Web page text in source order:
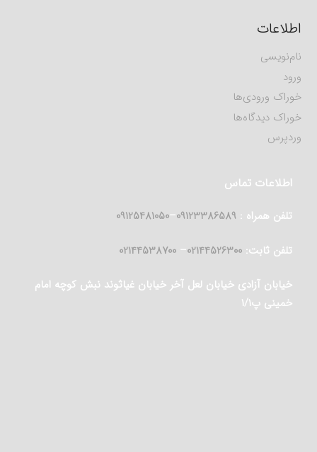
اطلاعات
نام‌نویسی
ورود
خوراک ورودی‌ها
خوراک دیدگاه‌ها
وردپرس
اطلاعات تماس
تلفن همراه : 09123386589
–
09125481050
تلفن ثابت: 02144526300
–
خیابان آزادی خیابان لعل آخر خیابان غیاثوند نبش کوچه امام
خمینی پ۱/۱